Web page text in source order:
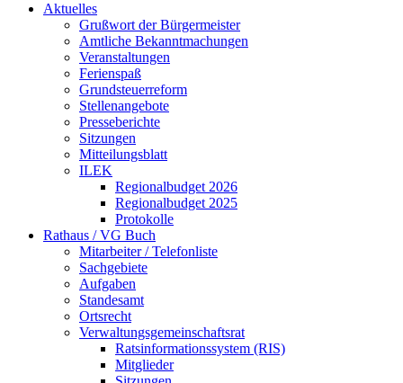
Aktuelles
Grußwort der Bürgermeister
Amtliche Bekanntmachungen
Veranstaltungen
Ferienspaß
Grundsteuerreform
Stellenangebote
Presseberichte
Sitzungen
Mitteilungsblatt
ILEK
Regionalbudget 2026
Regionalbudget 2025
Protokolle
Rathaus / VG Buch
Mitarbeiter / Telefonliste
Sachgebiete
Aufgaben
Standesamt
Ortsrecht
Verwaltungsgemeinschaftsrat
Ratsinformationssystem (RIS)
Mitglieder